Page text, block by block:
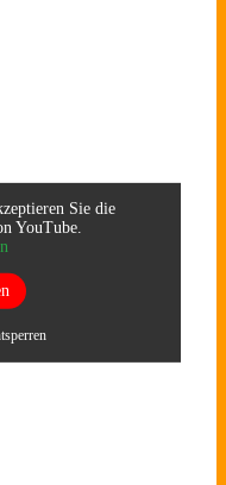
Sie die
YouTube.